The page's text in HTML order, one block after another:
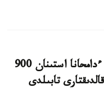
پولشادا بالمۇزداق ساتىلعان ءدامحانا استىنان 900
تابىلدى